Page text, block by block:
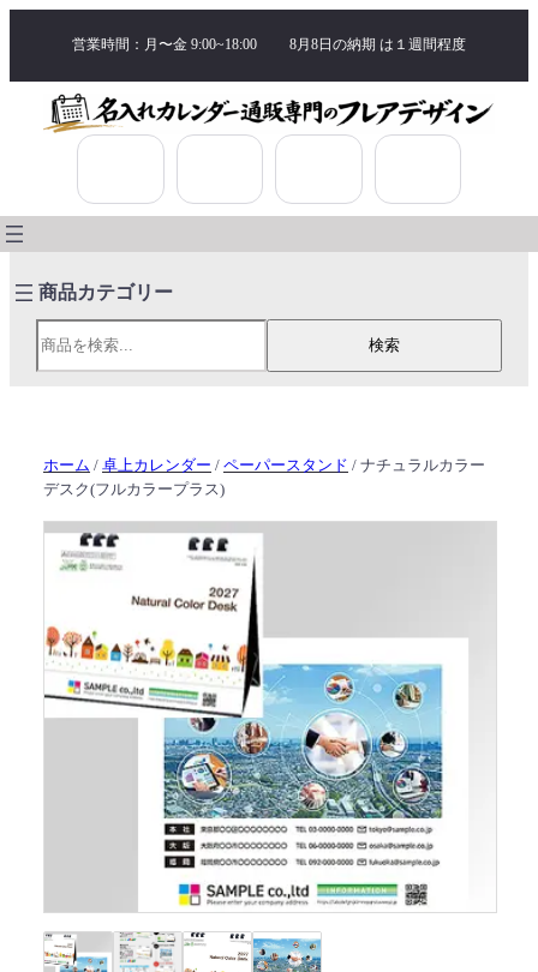
営業時間：月〜金 9:00~18:00 8月8日の納期 は １週間程度
検索
検索
ホーム / 卓上カレンダー / ペーパースタンド / ナチュラルカラー
デスク(フルカラープラス)